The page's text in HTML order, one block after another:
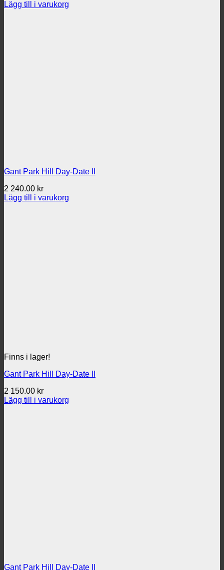
Lägg till i varukorg
Gant Park Hill Day-Date II
2 240.00 kr
Lägg till i varukorg
Finns i lager!
Gant Park Hill Day-Date II
2 150.00 kr
Lägg till i varukorg
Gant Park Hill Day-Date II